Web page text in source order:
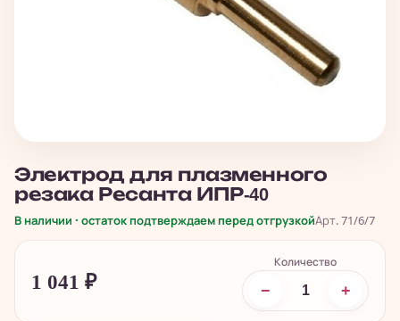
Электрод для плазменного
резака Ресанта ИПР-40
В наличии · остаток подтверждаем перед отгрузкойАрт. 71/6/7
1 041 ₽
Количество
− +